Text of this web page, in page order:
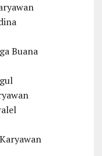
Buana